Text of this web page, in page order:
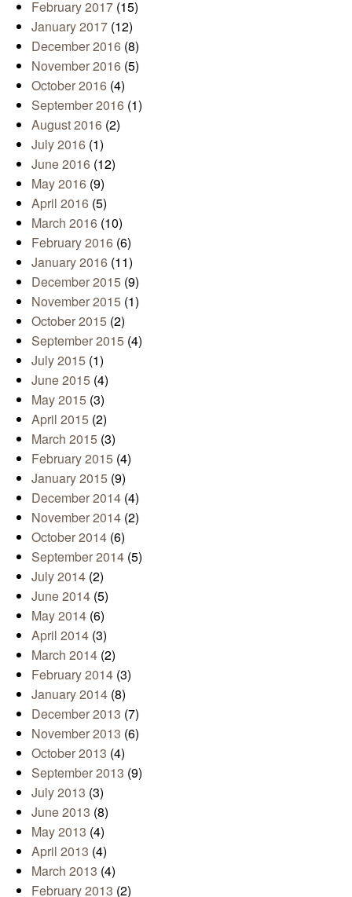
February 2017 (15)
January 2017 (12)
December 2016 (8)
November 2016 (5)
October 2016 (4)
September 2016 (1)
August 2016 (2)
July 2016 (1)
June 2016 (12)
May 2016 (9)
April 2016 (5)
March 2016 (10)
February 2016 (6)
January 2016 (11)
December 2015 (9)
November 2015 (1)
October 2015 (2)
September 2015 (4)
July 2015 (1)
June 2015 (4)
May 2015 (3)
April 2015 (2)
March 2015 (3)
February 2015 (4)
January 2015 (9)
December 2014 (4)
November 2014 (2)
October 2014 (6)
September 2014 (5)
July 2014 (2)
June 2014 (5)
May 2014 (6)
April 2014 (3)
March 2014 (2)
February 2014 (3)
January 2014 (8)
December 2013 (7)
November 2013 (6)
October 2013 (4)
September 2013 (9)
July 2013 (3)
June 2013 (8)
May 2013 (4)
April 2013 (4)
March 2013 (4)
February 2013 (2)